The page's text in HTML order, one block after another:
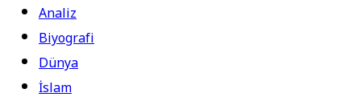
Analiz
Biyografi
Dünya
İslam